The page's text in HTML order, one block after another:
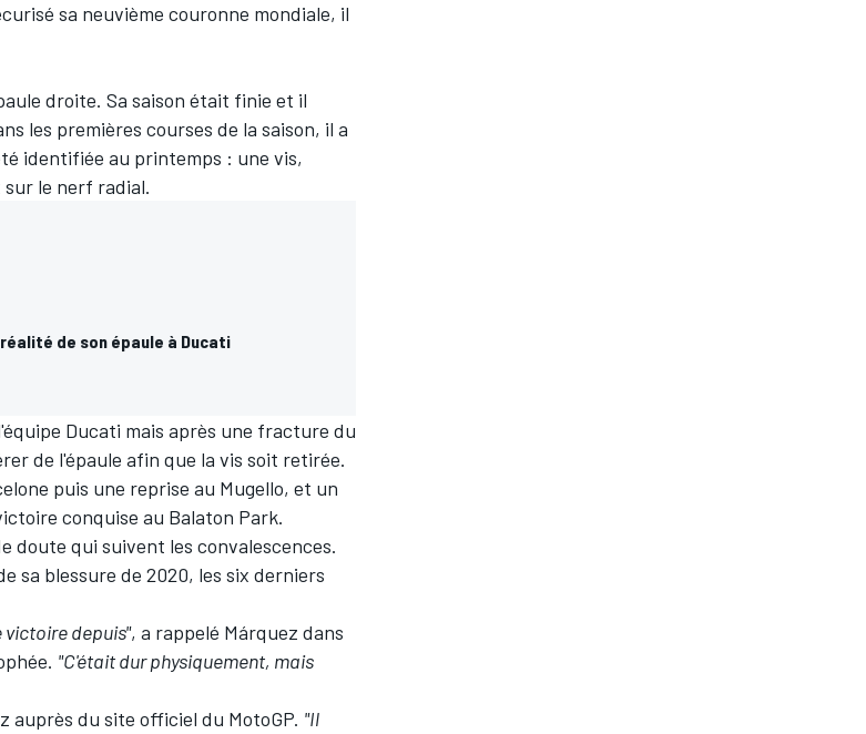
sa neuvième couronne mondiale, il
droite. Sa saison était finie et il
les premières courses de la saison, il a
identifiée au printemps : une vis,
le nerf radial.
de son épaule à Ducati
Ducati mais après une fracture du
de l'épaule afin que la vis soit retirée.
puis une reprise au Mugello, et un
conquise au Balaton Park.
doute qui suivent les convalescences.
sa blessure de 2020, les six derniers
victoire depuis", a rappelé Márquez dans
"C'était dur physiquement, mais
auprès du site officiel du MotoGP. "Il